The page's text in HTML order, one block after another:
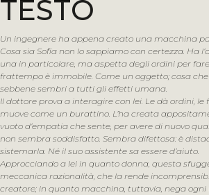
TESTO
Un ingegnere ha appena creato una macchina
Cosa sia Sofia non lo sappiamo con certezza. Ha
una in particolare, ma aspetta degli ordini per
frattempo è immobile. Come un oggetto; cosa
sebbene sembri a tutti gli effetti umana.
Il dottore prova a interagire con lei. Le dà ordini, le
muove come un burattino. L’ha creata
vuoto d’empatia che sente, per avere di nuovo
non sembra soddisfatto. Sembra difettosa: è
sistemarla. Né il suo assistente sa essere d’aiuto.
Approcciando a lei in quanto donna, questa
meccanica razionalità, che la rende
creatore; in quanto macchina, tuttavia, nega